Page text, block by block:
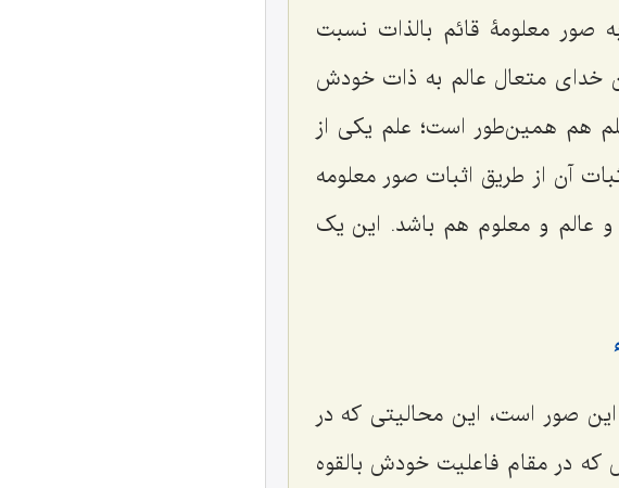
صور معلومۀ قائم بالذات نسبت
خداى متعال عالم به ذات خودش
هم همین‌طور است؛ علم یکى از
آن از طریق اثبات صور معلومه
عالم و معلوم هم باشد. این یک
صور است، این محالیتى که در
در مقام فاعلیت خودش بالقوه